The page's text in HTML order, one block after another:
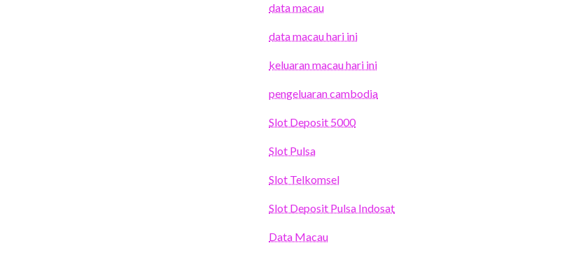
data macau
data macau hari ini
keluaran macau hari ini
pengeluaran cambodia
Slot Deposit 5000
Slot Pulsa
Slot Telkomsel
Slot Deposit Pulsa Indosat
Data Macau